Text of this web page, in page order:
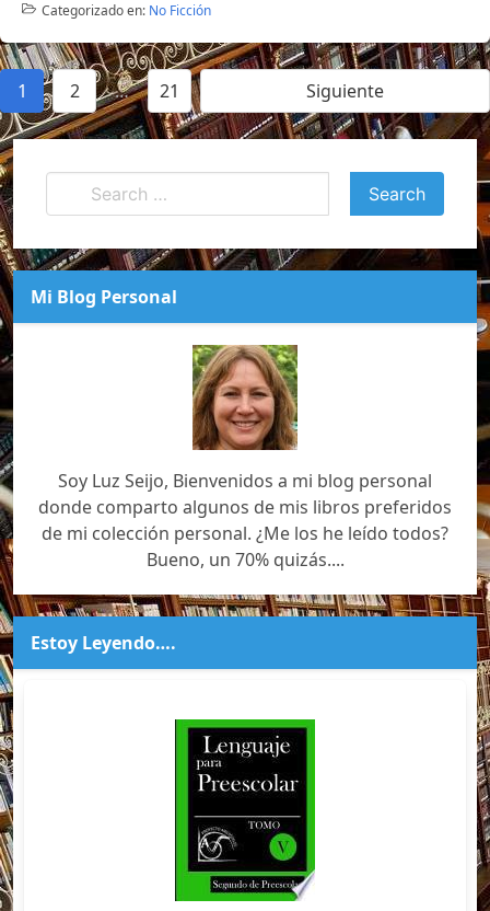
Categorizado en: No Ficción
1 2 … 21 Siguiente
Mi Blog Personal
Soy Luz Seijo, Bienvenidos a mi blog personal
donde comparto algunos de mis libros preferidos
de mi colección personal. ¿Me los he leído todos?
Bueno, un 70% quizás....
Estoy Leyendo….